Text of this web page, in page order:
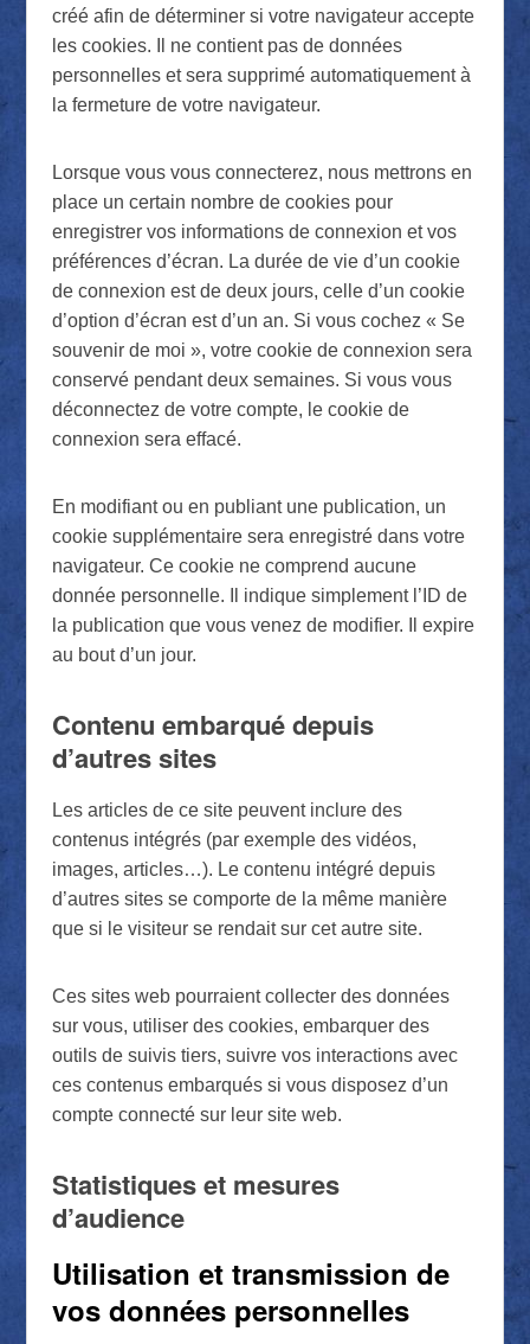
créé afin de déterminer si votre navigateur accepte
les cookies. Il ne contient pas de données
personnelles et sera supprimé automatiquement à
la fermeture de votre navigateur.
Lorsque vous vous connecterez, nous mettrons en
place un certain nombre de cookies pour
enregistrer vos informations de connexion et vos
préférences d’écran. La durée de vie d’un cookie
de connexion est de deux jours, celle d’un cookie
d’option d’écran est d’un an. Si vous cochez « Se
souvenir de moi », votre cookie de connexion sera
conservé pendant deux semaines. Si vous vous
déconnectez de votre compte, le cookie de
connexion sera effacé.
En modifiant ou en publiant une publication, un
cookie supplémentaire sera enregistré dans votre
navigateur. Ce cookie ne comprend aucune
donnée personnelle. Il indique simplement l’ID de
la publication que vous venez de modifier. Il expire
au bout d’un jour.
Contenu embarqué depuis
d’autres sites
Les articles de ce site peuvent inclure des
contenus intégrés (par exemple des vidéos,
images, articles…). Le contenu intégré depuis
d’autres sites se comporte de la même manière
que si le visiteur se rendait sur cet autre site.
Ces sites web pourraient collecter des données
sur vous, utiliser des cookies, embarquer des
outils de suivis tiers, suivre vos interactions avec
ces contenus embarqués si vous disposez d’un
compte connecté sur leur site web.
Statistiques et mesures
d’audience
Utilisation et transmission de
vos données personnelles